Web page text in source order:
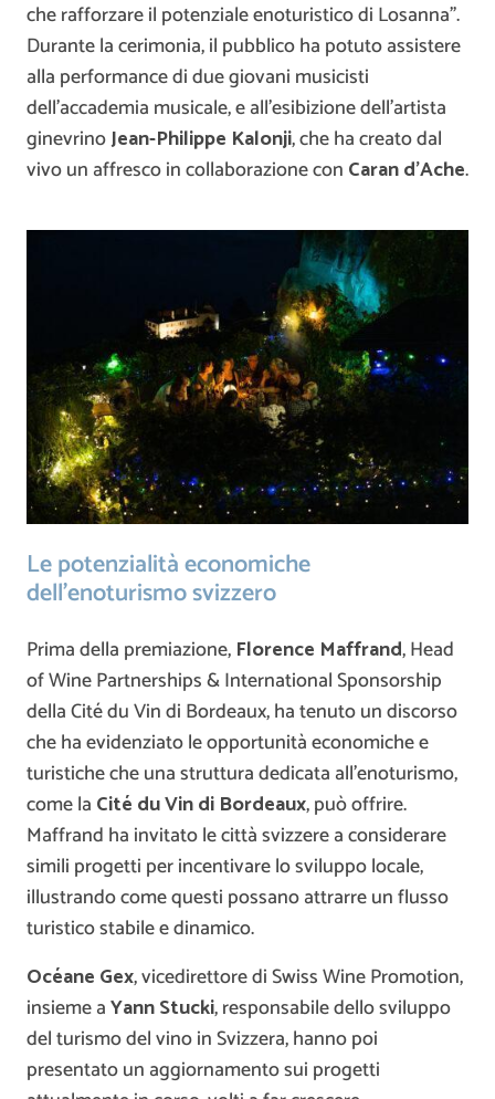
che rafforzare il potenziale enoturistico di Losanna”.
Durante la cerimonia, il pubblico ha potuto assistere
alla performance di due giovani musicisti
dell’accademia musicale, e all’esibizione dell’artista
ginevrinoJean-Philippe Kalonji, che ha creato dal
vivo un affresco in collaborazione con Caran d’Ache.
Le potenzialità economiche
dell’enoturismo svizzero
Prima della premiazione, Florence Maffrand, Head
of Wine Partnerships & International Sponsorship
della Cité du Vin di Bordeaux, ha tenuto un discorso
che ha evidenziato le opportunità economiche e
turistiche che una struttura dedicata all’enoturismo,
come la Cité du Vin di Bordeaux, può offrire.
Maffrand ha invitato le città svizzere a considerare
simili progetti per incentivare lo sviluppo locale,
illustrando come questi possano attrarre un flusso
turistico stabile e dinamico.
Océane Gex, vicedirettore di Swiss Wine Promotion,
insieme aYann Stucki, responsabile dello sviluppo
del turismo del vino in Svizzera, hanno poi
presentato un aggiornamento sui progetti